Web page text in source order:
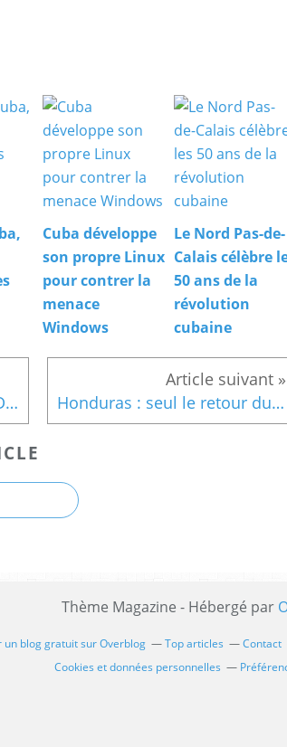
Cuba développe
son propre Linux
pour contrer la
menace
Windows
Le Nord Pas-de-
Calais célèbre
50 ans de la
révolution
cubaine
Meeting d'Alain Bocquet à Douai, revue de presse Honduras : seul le retour du gouvernement légitime peut garantir des élections libres et démocratiques
Thème Magazine - Hébergé par
un blog gratuit sur Overblog Top articles Contact
Cookies et données personnelles